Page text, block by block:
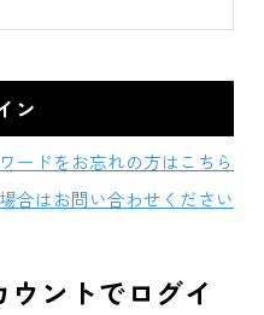
ードをお忘れの方はこちら
合はお問い合わせください
ントでログイ